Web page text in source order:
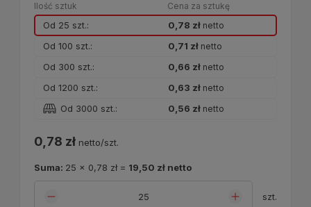
Ilość sztuk Cena za sztukę
Od 25 szt.: 0,78 złnetto
Od 100 szt.: 0,71 złnetto
Od 300 szt.: 0,66 złnetto
Od 1200 szt.: 0,63 złnetto
Od 3000 szt.: 0,56 złnetto
0,78 zł netto/szt.
szt.
Suma: 25 x 0,78 zł = 19,50 zł netto